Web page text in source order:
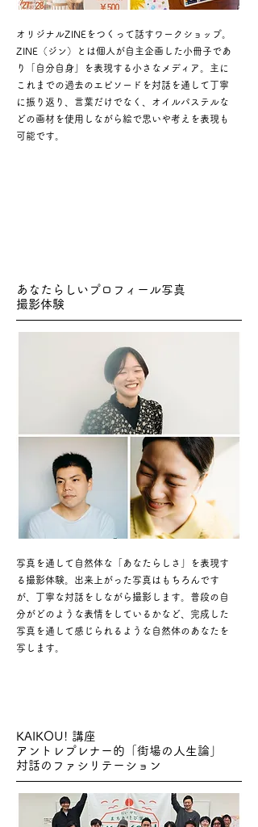
オリジナルZINEをつくって​話すワークショップ。
ZINE（ジン）とは個人が自主企画した小冊子であ
り「自分自身」を表現する小さなメディア。主に
これまでの過去のエピソードを対話を通して丁寧
に振り返り、言葉だけでなく、オイルパステルな
どの画材を使用しながら絵で思いや考えを表現も
可能です。
あなたらしいプロフィール写真
撮影体験
写真を通して自然体な「あなたらしさ」を表現す
る撮影体験。出来上がった写真はもちろんです
が、丁寧な対話をしながら撮影します。普段の自
分がどのような表情をしているかなど、完成した
写真を通して感じられるような自然体のあなたを
写します。
KAIKOU! 講座
アントレプレナー的「街場の人生論」
対話のファシリテーション